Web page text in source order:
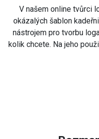
V našem online tvůrci
okázalých šablon
nástrojem pro tvorbu
kolik chcete. Na jeho